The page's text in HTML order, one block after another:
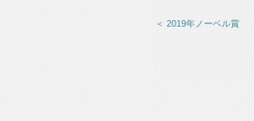
＜ 2019年ノーベル賞